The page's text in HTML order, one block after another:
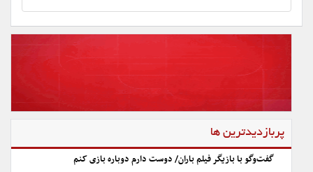
پربازدیدترین ها
گفت‌وگو با بازیگر فیلم باران/ دوست دارم دوباره بازی کنم